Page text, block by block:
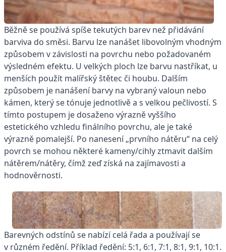
Běžně se používá spíše tekutých barev než přidávání
barviva do směsi. Barvu lze nanášet libovolným vhodným
způsobem v závislosti na povrchu nebo požadovaném
výsledném efektu. U velkých ploch lze barvu nastříkat, u
menších použít malířský štětec či houbu. Dalším
způsobem je nanášení barvy na vybraný valoun nebo
kámen, který se tónuje jednotlivě a s velkou pečlivostí. S
tímto postupem je dosaženo výrazně vyššího
estetického vzhledu finálního povrchu, ale je také
výrazně pomalejší. Po nanesení „prvního nátěru“ na celý
povrch se mohou některé kameny/cihly ztmavit dalším
nátěrem/nátěry, čímž zeď získá na zajímavosti a
hodnověrnosti.
Barevných odstínů se nabízí celá řada a používají se
v různém ředění. Příklad ředění: 5:1, 6:1, 7:1, 8:1, 9:1, 10:1.